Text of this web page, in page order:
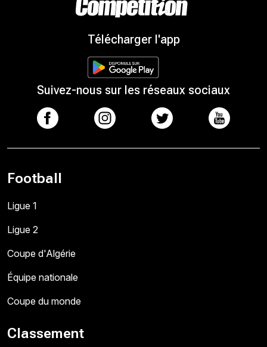
Télécharger l'app
Suivez-nous sur les réseaux sociaux
Football
Ligue 1
Ligue 2
Coupe d'Algérie
Équipe nationale
Coupe du monde
Classement